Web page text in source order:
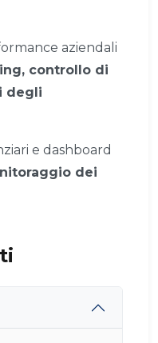
aziendali
controllo di
degli
e dashboard
dei